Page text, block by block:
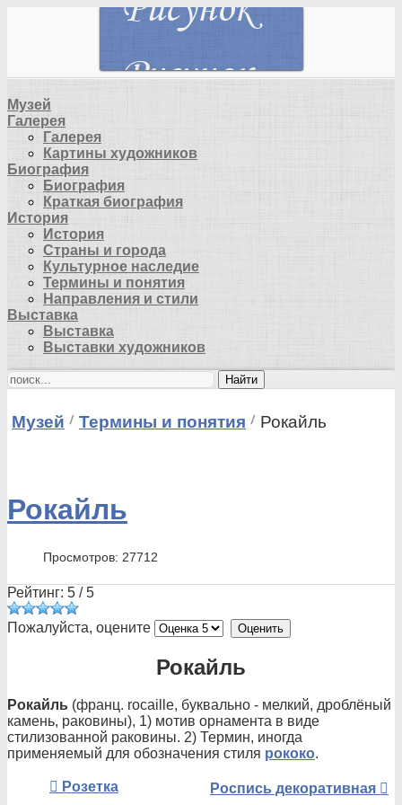
Музей
Галерея
Галерея
Картины художников
Биография
Биография
Краткая биография
История
История
Страны и города
Культурное наследие
Термины и понятия
Направления и стили
Выставка
Выставка
Выставки художников
Найти
Музей Термины и понятия Рокайль
Рокайль
Просмотров: 27712
Рейтинг: 5 /5
Пожалуйста, оцените
Рокайль
Рокайль (франц. rocaille, буквально - мелкий, дроблёный
камень, раковины), 1) мотив орнамента в виде
стилизованной раковины. 2) Термин, иногда
применяемый для обозначения стиля рококо.
Розетка Роспись декоративная